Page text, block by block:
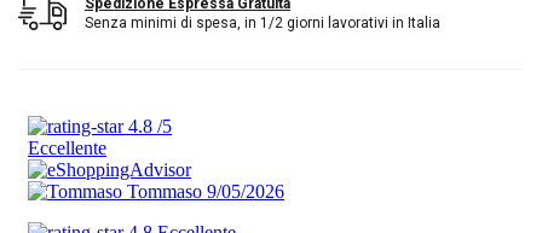
Spedizione Espressa Gratuita
Senza minimi di spesa, in 1/2 giorni lavorativi in Italia